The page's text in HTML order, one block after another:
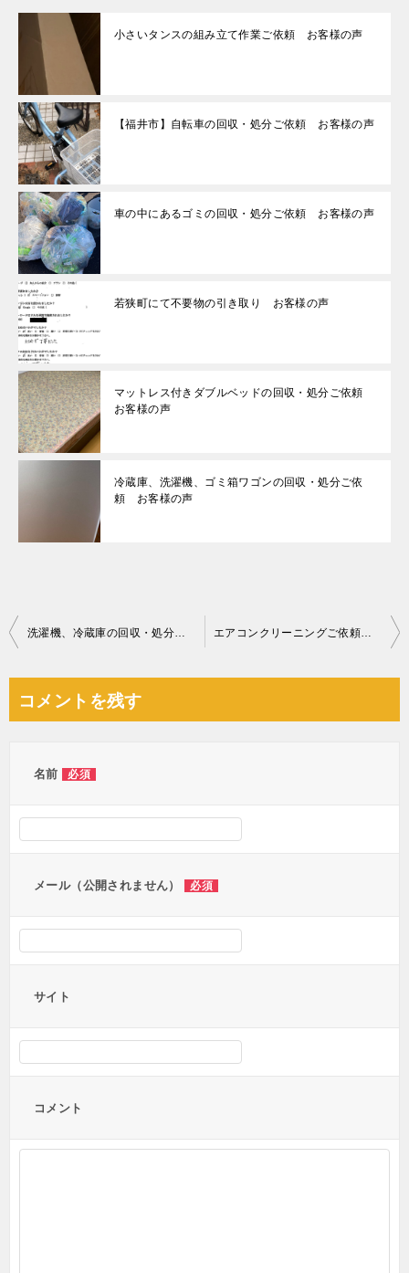
小さいタンスの組み立て作業ご依頼 お客様の声
【福井市】自転車の回収・処分ご依頼 お客様の声
車の中にあるゴミの回収・処分ご依頼 お客様の声
若狭町にて不要物の引き取り お客様の声
マットレス付きダブルベッドの回収・処分ご依頼
お客様の声
冷蔵庫、洗濯機、ゴミ箱ワゴンの回収・処分ご依
頼 お客様の声
投
ビ
コメントを残す
名前 必須
メール（公開されません） 必須
サイト
コメント